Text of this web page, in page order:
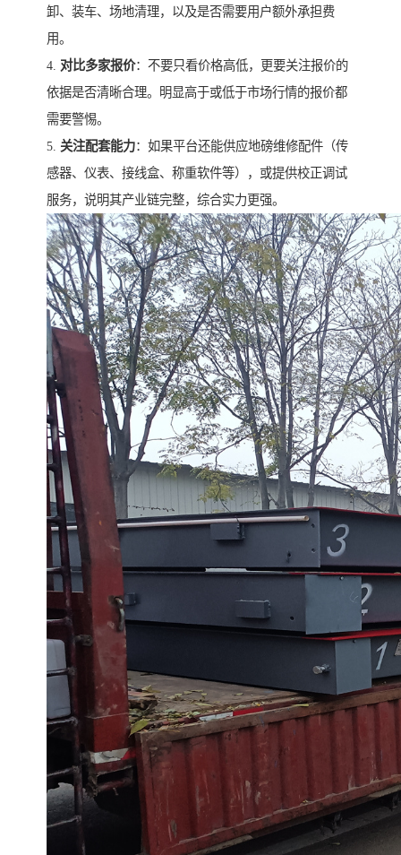
卸、装车、场地清理，以及是否需要用户额外承担费
用。
4. 对比多家报价：不要只看价格高低，更要关注报价的
依据是否清晰合理。明显高于或低于市场行情的报价都
需要警惕。
5. 关注配套能力：如果平台还能供应地磅维修配件（传
感器、仪表、接线盒、称重软件等），或提供校正调试
服务，说明其产业链完整，综合实力更强。